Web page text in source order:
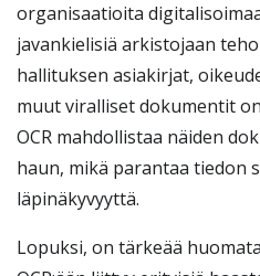
organisaatioita
javankielisiä arkistojaan
hallituksen asiakirjat,
muut viralliset dokumentit
OCR mahdollistaa näiden
haun, mikä parantaa tiedon
läpinäkyvyyttä.
Lopuksi, on tärkeää